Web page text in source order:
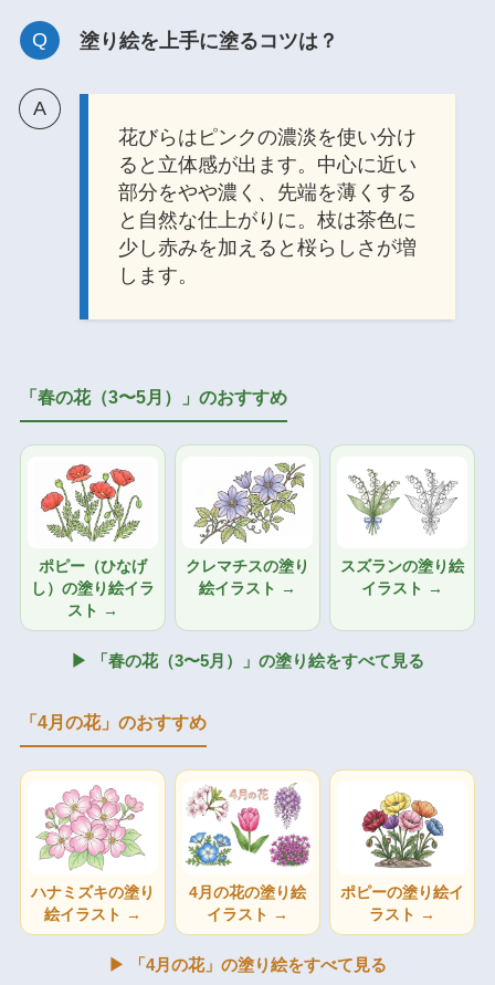
塗り絵を上手に塗るコツは？
花びらはピンクの濃淡を使い分け
ると立体感が出ます。中心に近い
部分をやや濃く、先端を薄くする
と自然な仕上がりに。枝は茶色に
少し赤みを加えると桜らしさが増
します。
「春の花（3〜5月）」のおすすめ
ポピー（ひなげ
し）の塗り絵イラ
スト →
クレマチスの塗り
絵イラスト →
スズランの塗り絵
イラスト →
▶ 「春の花（3〜5月）」の塗り絵をすべて見る
「4月の花」のおすすめ
ハナミズキの塗り
絵イラスト →
4月の花の塗り絵
イラスト →
ポピーの塗り絵イ
ラスト →
▶ 「4月の花」の塗り絵をすべて見る